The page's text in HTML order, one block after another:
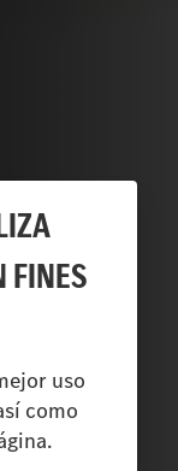
FINES
uso
como